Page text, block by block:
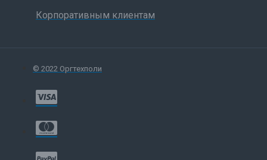
Корпоративным клиентам
© 2022 Оргтехполи